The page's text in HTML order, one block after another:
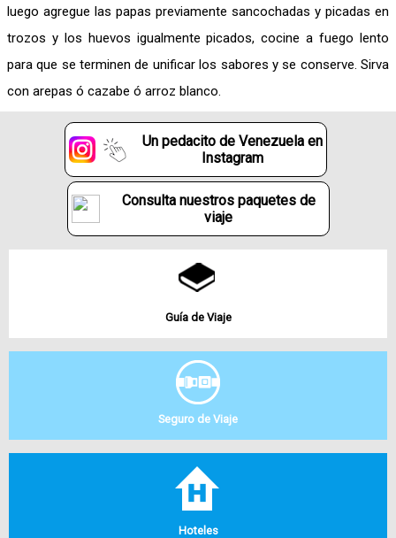
luego agregue las papas previamente sancochadas y picadas en
trozos y los huevos igualmente picados, cocine a fuego lento
para que se terminen de unificar los sabores y se conserve. Sirva
con arepas ó cazabe ó arroz blanco.
Un pedacito de Venezuela en
Instagram
Consulta nuestros paquetes de
viaje
Guía de Viaje
Seguro de Viaje
Hoteles